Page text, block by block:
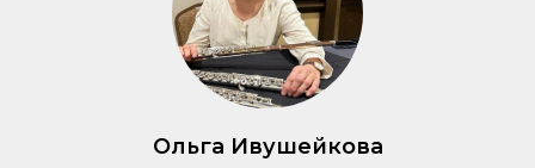
Ольга Ивушейкова